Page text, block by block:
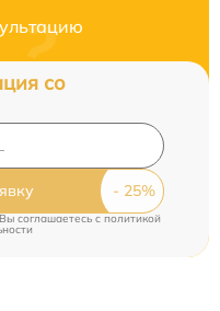
со
соглашаетесь cполитикой